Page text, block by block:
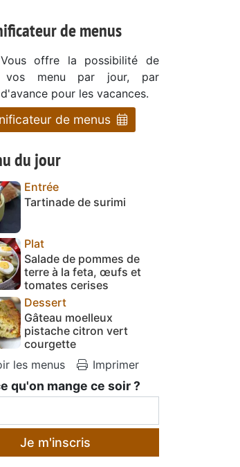
de menus
offre la possibilité de
vos menu par jour, par
pour les vacances.
de menus
du jour
Entrée
Tartinade de surimi
Plat
Salade de pommes de
terre à la feta, œufs et
tomates cerises
Dessert
Gâteau moelleux
pistache citron vert
courgette
les menus
Imprimer
qu'on mange ce soir ?
Je m'inscris